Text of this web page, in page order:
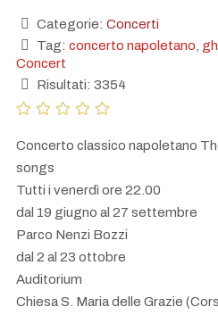
Categorie: Concerti
Tag: concerto napoletano
Concert
Risultati: 3354
Concerto classico napoletano
songs
Tutti i venerdì ore 22.00
dal 19 giugno al 27 settembre
Parco Nenzi Bozzi
dal 2 al 23 ottobre
Auditorium
Chiesa S. Maria delle Grazie